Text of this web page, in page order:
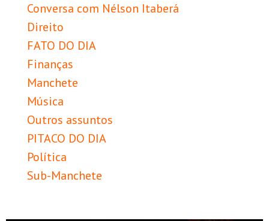
Conversa com Nélson Itaberá
Direito
FATO DO DIA
Finanças
Manchete
Música
Outros assuntos
PITACO DO DIA
Política
Sub-Manchete